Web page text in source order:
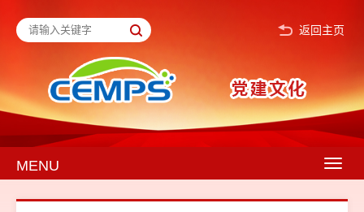
返回主页
MENU